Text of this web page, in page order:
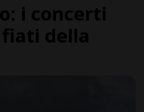
i concerti
della